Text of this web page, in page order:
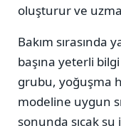
oluşturur ve
Bakım sırasında
başına yeterli
grubu, yoğuşma
modeline uygun
sonunda sıcak